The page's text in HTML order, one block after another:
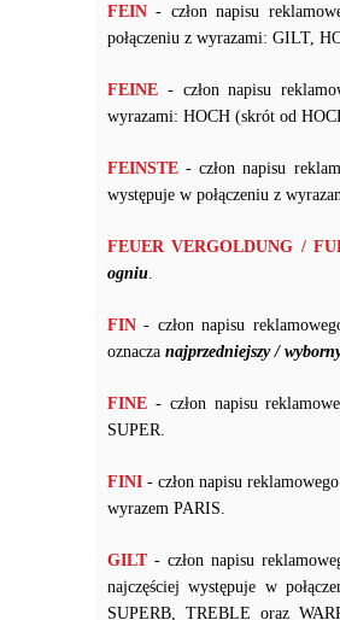
FEIN - człon napisu
połączeniu z wyrazami: GILT,
FEINE - człon napisu
wyrazami: HOCH (skrót od
FEINSTE - człon napisu
występuje w połączeniu z
FEUER VERGOLDUNG /
ogniu.
FIN - człon napisu
oznacza najprzedniejszy /
FINE - człon napisu
SUPER.
FINI - człon napisu
wyrazem PARIS.
GILT- człon napisu
najczęściej występuje w
SUPERB, TREBLE oraz